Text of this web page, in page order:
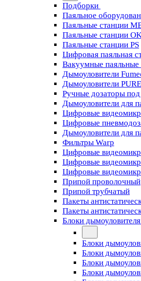
Подборки
Паяльное
Паяльные станции
Паяльные станции
Паяльные станции PS
Цифровая паяльная
Вакуумные паяльные
Дымоуловители
Дымоуловители
Ручные дозаторы
Дымоуловители для
Цифровые
Цифровые
Дымоуловители для
Фильтры Warp
Цифровые
Цифровые
Цифровые
Припой проволочный
Припой трубчатый
Пакеты
Пакеты
Блоки дымоуловителя
Блоки
Блоки
Блоки
Блоки